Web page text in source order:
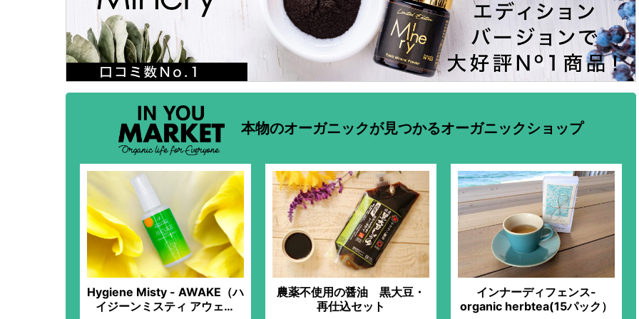
本物のオーガニックが見つかるオーガニックショップ
Hygiene Misty - AWAKE（ハ
イジーンミスティ アウェイ
農薬不使用の醤油 黒大豆・
再仕込セット
インナーディフェンス-
organic herbtea(15パック）